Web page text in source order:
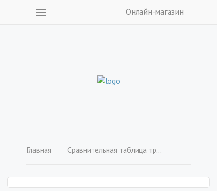
Онлайн-магазин
Главная Сравнительная таблица требований к вектору